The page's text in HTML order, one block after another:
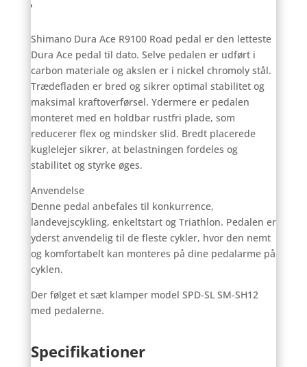
Shimano Dura Ace R9100 Road pedal er den letteste
Dura Ace pedal til dato. Selve pedalen er udført i
carbon materiale og akslen er i nickel chromoly stål.
Trædefladen er bred og sikrer optimal stabilitet og
maksimal kraftoverførsel. Ydermere er pedalen
monteret med en holdbar rustfri plade, som
reducerer flex og mindsker slid. Bredt placerede
kuglelejer sikrer, at belastningen fordeles og
stabilitet og styrke øges.
Anvendelse
Denne pedal anbefales til konkurrence,
landevejscykling, enkeltstart og Triathlon. Pedalen er
yderst anvendelig til de fleste cykler, hvor den nemt
og komfortabelt kan monteres på dine pedalarme på
cyklen.
Der følget et sæt klamper model SPD-SL SM-SH12
med pedalerne.
Specifikationer